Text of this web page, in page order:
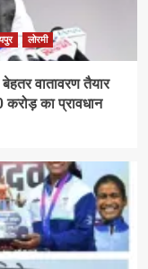
लोरमी
वातावरण तैयार
का प्रावधान